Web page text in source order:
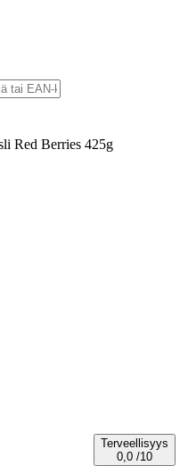
Red Berries 425g
Terveellisyys
0,0 /10